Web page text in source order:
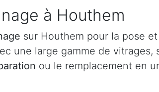
à Houthem
sur Houthem pour la pose
une large gamme de
ou le remplacement en